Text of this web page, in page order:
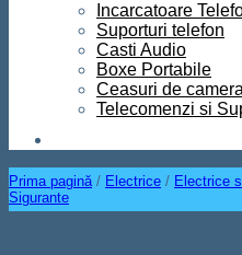
Incarcatoare
Suporturi telefon
Casti Audio
Boxe Portabile
Ceasuri de camera
Telecomenzi si
Prima pagină / Electrice / Electrice
Sigurante